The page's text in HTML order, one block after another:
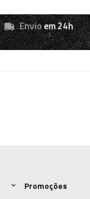
Envioem 24h
Promoções